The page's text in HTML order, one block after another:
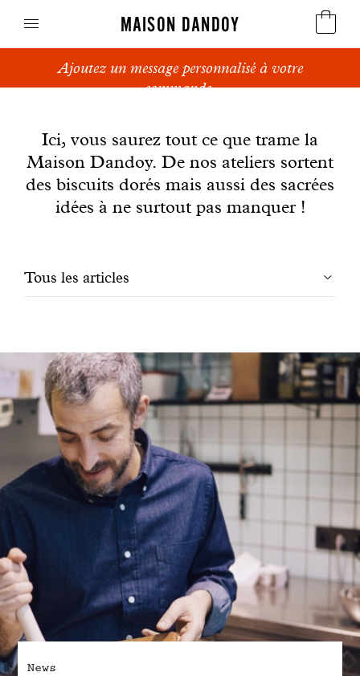
MAISON DANDOY
Speculoos
Pains sucrés
Gâteaux
Engagé avec bon sens
Manifesto
Dandoy Family
Boutiques
Mon compte
E-Shop
Ajoutez un message personnalisé à votre
commande.
Ici, vous saurez tout ce que trame la
Maison Dandoy. De nos ateliers sortent
des biscuits dorés mais aussi des sacrées
idées à ne surtout pas manquer !
Filtrer
Tous les articles
News